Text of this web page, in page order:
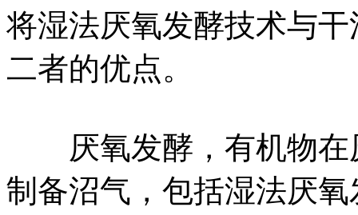
将湿法厌氧发酵技术与
二者的优点。
厌氧发酵，有机物在
制备沼气，包括湿法厌